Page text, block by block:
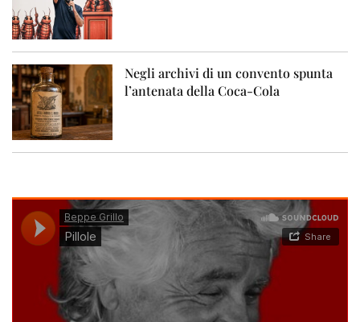
Negli archivi di un convento spunta
l’antenata della Coca-Cola